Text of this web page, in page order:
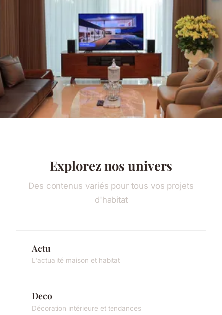
Explorez nos univers
Des contenus variés pour tous vos projets
d'habitat
Actu
L'actualité maison et habitat
Deco
Décoration intérieure et tendances